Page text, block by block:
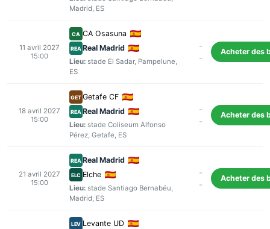
Madrid, ES
11 avril 2027
15:00
CA CA Osasuna
REA Real Madrid
Lieu: stade El Sadar, Pampelune,
ES
-
-
Acheter des
18 avril 2027
15:00
GET Getafe CF
REA Real Madrid
Lieu: stade Coliseum Alfonso
Pérez, Getafe, ES
-
-
Acheter des
21 avril 2027
15:00
REA Real Madrid
ELC Elche
Lieu: stade Santiago Bernabéu,
Madrid, ES
-
-
Acheter des
LEV Levante UD